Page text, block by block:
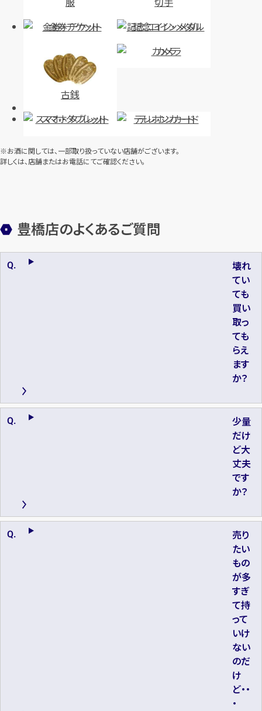
金券・チケット
記念コイン・メダル
古銭
カメラ
スマホ・タブレット テレホンカード
※お酒に関しては、一部取り扱っていない店舗がございます。
詳しくは、店舗またはお電話にてご確認ください。
豊橋店のよくあるご質問
壊れ
てい
ても
買い
取っ
ても
らえ
ます
か？
少量
だけ
ど大
丈夫
です
か？
売り
たい
もの
が多
すぎ
て持
って
いけ
ない
のだ
け
ど・・
・